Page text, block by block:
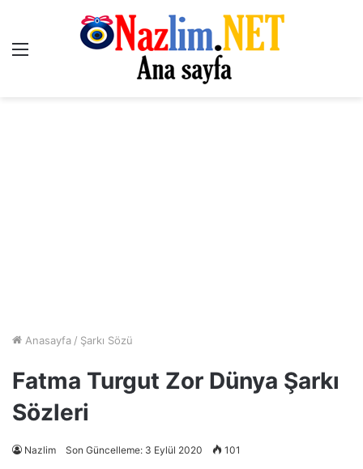
Menü
Anasayfa / Şarkı Sözü
Fatma Turgut Zor Dünya Şarkı
Sözleri
Nazlim Son Güncelleme: 3 Eylül 2020 101